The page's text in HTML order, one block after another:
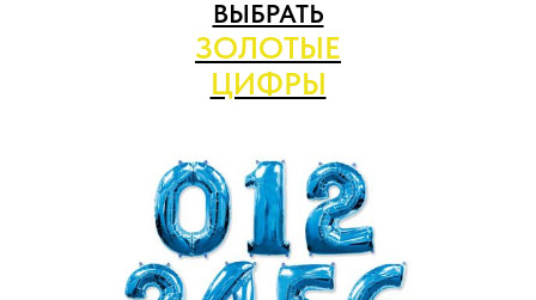
ВЫБРАТЬ
ЗОЛОТЫЕ
ЦИФРЫ